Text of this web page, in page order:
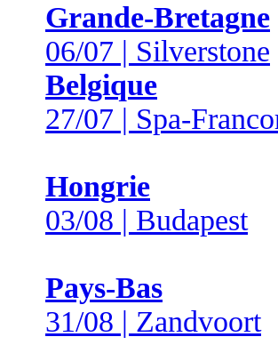
Grande-Bretagne
06/07 | Silverstone
Belgique
27/07 | Spa-
Hongrie
03/08 | Budapest
Pays-Bas
31/08 | Zandvoort